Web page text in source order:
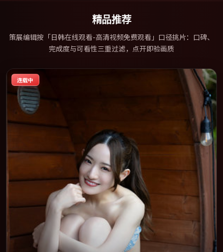
精品推荐
策展编辑按「日韩在线观看-高清视频免费观看」口径挑片：口碑、
完成度与可看性三重过滤，点开即验画质
连载中